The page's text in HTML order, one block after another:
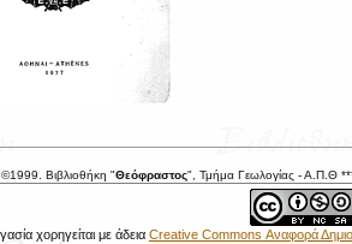
©1999. Βιβλιοθήκη "Θεόφραστος", Τμήμα Γεωλογίας - Α.Π.Θ
χορηγείται με άδεια Creative Commons Αναφορά